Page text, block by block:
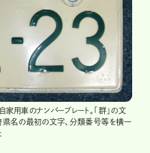
用車のナンバープレート。「群」の文
県名の最初の文字、分類番号等を横一